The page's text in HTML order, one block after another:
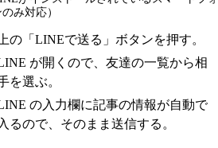
のみ対応）
上の「LINEで送る」ボタンを押す。
が開くので、友達の一覧から相
を選ぶ。
の入力欄に記事の情報が自動で
入るので、そのまま送信する。